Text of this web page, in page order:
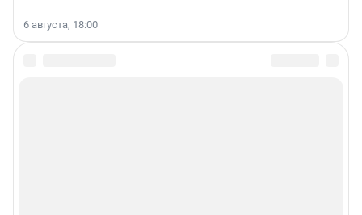
6 августа, 18:00